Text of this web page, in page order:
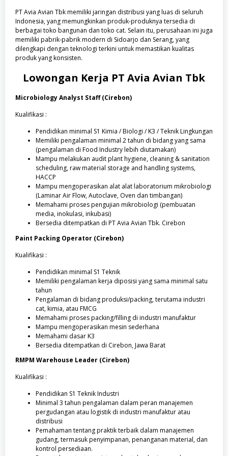
PT Avia Avian Tbk memiliki jaringan distribusi yang luas di seluruh
Indonesia, yang memungkinkan produk-produknya tersedia di
berbagai toko bangunan dan toko cat. Selain itu, perusahaan ini juga
memiliki pabrik-pabrik modern di Sidoarjo dan Serang, yang
dilengkapi dengan teknologi terkini untuk memastikan kualitas
produk yang konsisten.
Lowongan Kerja PT Avia Avian Tbk
Microbiology Analyst Staff (Cirebon)
Kualifikasi :
Pendidikan minimal S1 Kimia / Biologi / K3 / Teknik Lingkungan
Memiliki pengalaman minimal 2 tahun di bidang yang sama
(pengalaman di Food Industry lebih diutamakan)
Mampu melakukan audit plant hygiene, cleaning & sanitation
scheduling, raw material storage and handling systems,
HACCP
Mampu mengoperasikan alat alat laboratorium mikrobiologi
(Laminar Air Flow, Autoclave, Oven dan timbangan)
Memahami proses pengujian mikrobiologi (pembuatan
media, inokulasi, inkubasi)
Bersedia ditempatkan di PT Avia Avian Tbk. Cirebon
Paint Packing Operator (Cirebon)
Kualifikasi :
Pendidikan minimal S1 Teknik
Memiliki pengalaman kerja diposisi yang sama minimal satu
tahun
Pengalaman di bidang produksi/packing, terutama industri
cat, kimia, atau FMCG
Memahami proses packing/filling di industri manufaktur
Mampu mengoperasikan mesin sederhana
Memahami dasar K3
Bersedia ditempatkan di Cirebon, Jawa Barat
RMPM Warehouse Leader (Cirebon)
Kualifikasi :
Pendidikan S1 Teknik Industri
Minimal 3 tahun pengalaman dalam peran manajemen
pergudangan atau logistik di industri manufaktur atau
distribusi
Pemahaman tentang praktik terbaik dalam manajemen
gudang, termasuk penyimpanan, penanganan material, dan
kontrol persediaan.